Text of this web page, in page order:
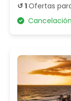
↺ 1Ofertas